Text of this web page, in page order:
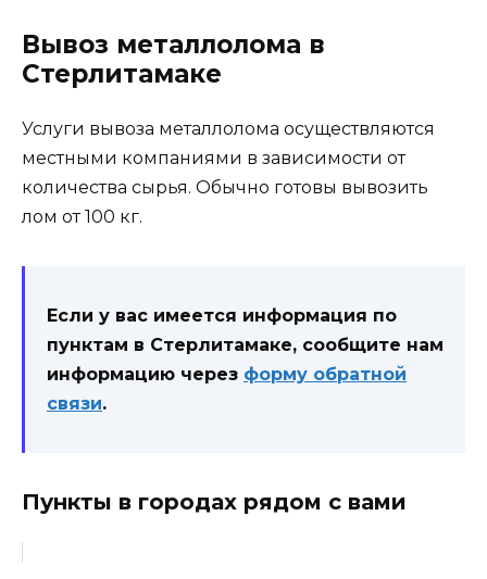
Вывоз металлолома в
Стерлитамаке
Услуги вывоза металлолома осуществляются
местными компаниями в зависимости от
количества сырья. Обычно готовы вывозить
лом от 100 кг.
Если у вас имеется информация по
пунктам в Стерлитамаке, сообщите нам
информацию через форму обратной
связи.
Пункты в городах рядом с вами